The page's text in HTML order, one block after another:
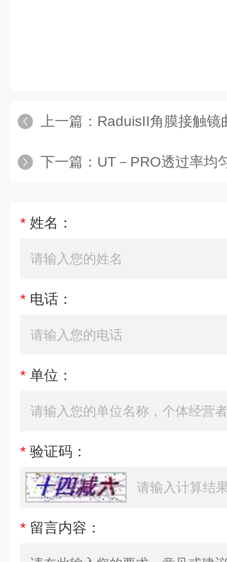
上一篇： RaduisII角膜接触镜
下一篇： UT－PRO透过率均
* 姓名：
* 电话：
* 单位：
* 验证码：
* 留言内容：